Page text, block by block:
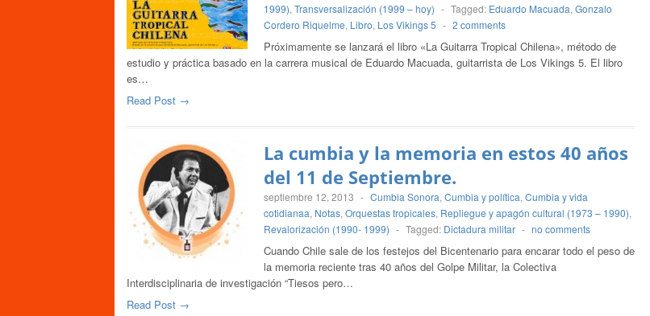
1999), Transversalización (1999 – hoy) - Tagged: Eduardo Macuada, Gonzalo
Cordero Riquelme, Libro, Los Vikings 5 - 2 comments
Próximamente se lanzará el libro «La Guitarra Tropical Chilena», método de
estudio y práctica basado en la carrera musical de Eduardo Macuada, guitarrista de Los Vikings 5. El libro
es…
Read Post →
La cumbia y la memoria en estos 40 años
del 11 de Septiembre.
septiembre 12, 2013 - Cumbia Sonora, Cumbia y política, Cumbia y vida
cotidianaa, Notas, Orquestas tropicales, Repliegue y apagón cultural (1973 – 1990),
Revalorización (1990- 1999) - Tagged: Dictadura militar - no comments
Cuando Chile sale de los festejos del Bicentenario para encarar todo el peso de
la memoria reciente tras 40 años del Golpe Militar, la Colectiva
Interdisciplinaria de investigación “Tiesos pero…
Read Post →